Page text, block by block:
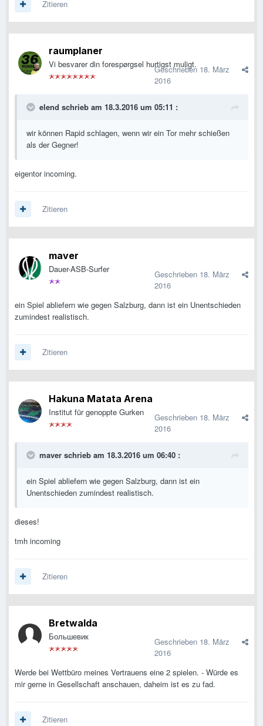
Zitieren
raumplaner
Vi besvarer din forespørgsel hurtigst muligt.
Geschrieben 18. März
2016
elend schrieb am 18.3.2016 um 05:11 :
wir können Rapid schlagen, wenn wir ein Tor mehr schießen
als der Gegner!
eigentor incoming.
Zitieren
maver
Dauer-ASB-Surfer Geschrieben 18. März
2016
ein Spiel abliefern wie gegen Salzburg, dann ist ein Unentschieden
zumindest realistisch.
Zitieren
Hakuna Matata Arena
Institut für genoppte Gurken Geschrieben 18. März
2016
maver schrieb am 18.3.2016 um 06:40 :
ein Spiel abliefern wie gegen Salzburg, dann ist ein
Unentschieden zumindest realistisch.
dieses!
tmh incoming
Zitieren
Bretwalda
Большевик Geschrieben 18. März
2016
Werde bei Wettbüro meines Vertrauens eine 2 spielen. - Würde es
mir gerne in Gesellschaft anschauen, daheim ist es zu fad.
Zitieren